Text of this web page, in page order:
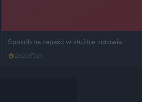
Sposób na zapaść w służbie zdrowia.
2620 21